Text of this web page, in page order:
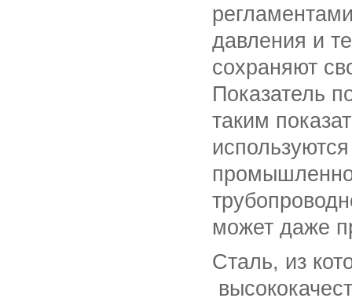
давления и
сохраняют
Показатель
таким
может даже
Сталь, из